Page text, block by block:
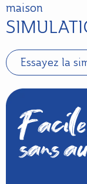
maison
Essayez la
sans